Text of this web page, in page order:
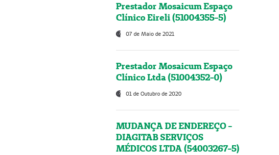
Prestador Mosaicum Espaço
Clínico Eireli (51004355-5)
07 de Maio de 2021
Prestador Mosaicum Espaço
Clínico Ltda (51004352-0)
01 de Outubro de 2020
MUDANÇA DE ENDEREÇO -
DIAGITAB SERVIÇOS
MÉDICOS LTDA (54003267-5)